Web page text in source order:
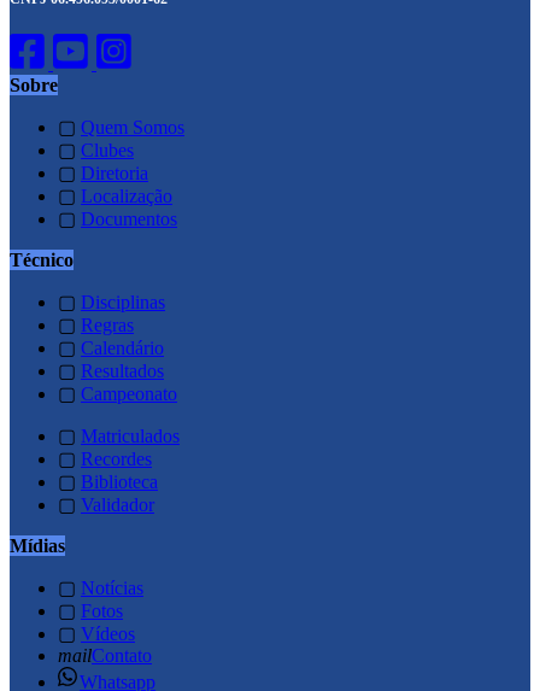
Sobre
▢ Quem Somos
▢ Clubes
▢ Diretoria
▢ Localização
▢ Documentos
Técnico
▢ Disciplinas
▢ Regras
▢ Calendário
▢ Resultados
▢ Campeonato
▢ Matriculados
▢ Recordes
▢ Biblioteca
▢ Validador
Mídias
▢ Notícias
▢ Fotos
▢ Vídeos
mailContato
Whatsapp